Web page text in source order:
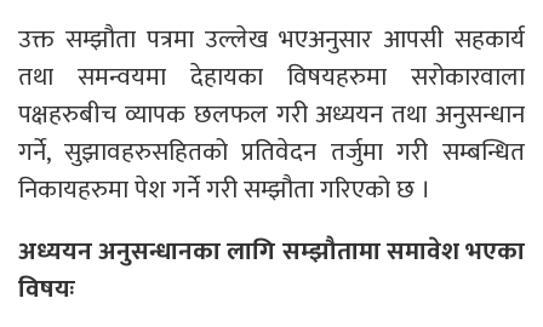
उक्त सम्झौता पत्रमा उल्लेख भएअनुसार आपसी सहकार्य
तथा समन्वयमा देहायका विषयहरुमा सरोकारवाला
पक्षहरुबीच व्यापक छलफल गरी अध्ययन तथा अनुसन्धान
गर्ने, सुझावहरुसहितको प्रतिवेदन तर्जुमा गरी सम्बन्धित
निकायहरुमा पेश गर्ने गरी सम्झौता गरिएको छ ।
अध्ययन अनुसन्धानका लागि सम्झौतामा समावेश भएका
विषयः